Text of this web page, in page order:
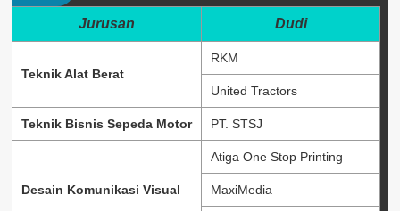
Jurusan Dudi
Teknik Alat Berat
RKM
United Tractors
Teknik Bisnis Sepeda Motor PT. STSJ
Desain Komunikasi Visual
Atiga One Stop Printing
MaxiMedia